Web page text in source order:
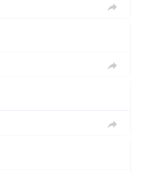


